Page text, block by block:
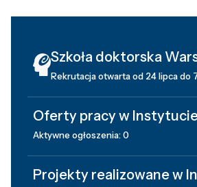
Szkoła doktorska
Rekrutacja otwarta od 24 lipca do
Oferty pracy w
Aktywne ogłoszenia: 0
Projekty realizowane w